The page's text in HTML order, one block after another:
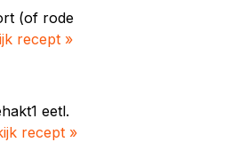
(of rode
recept »
eetl.
recept »